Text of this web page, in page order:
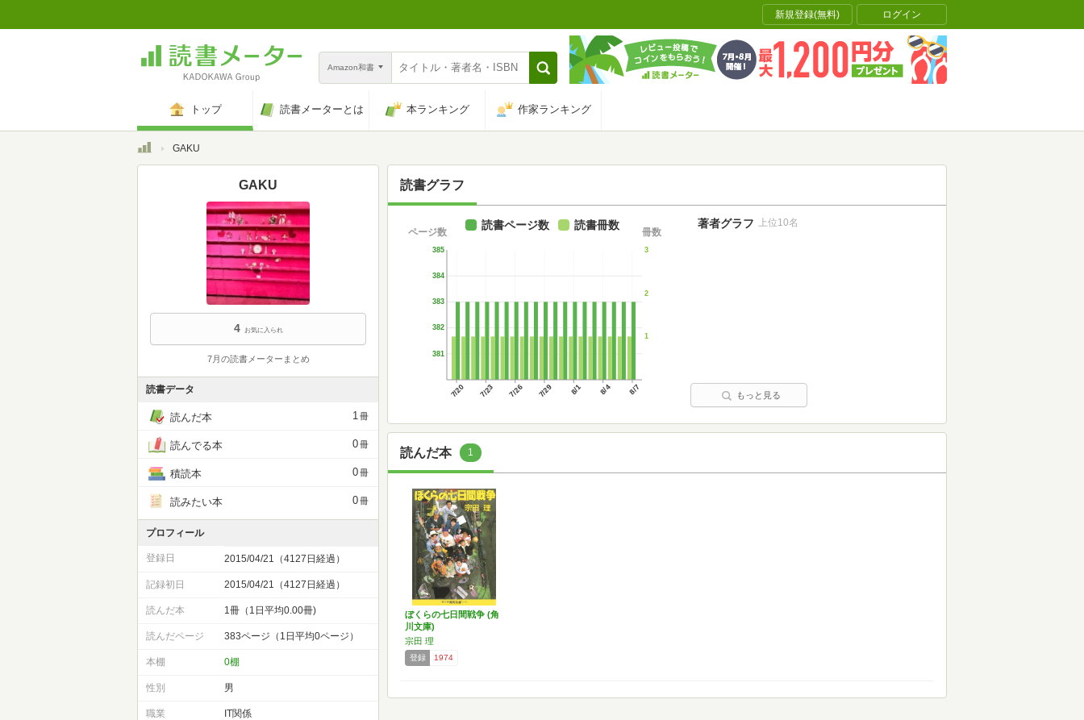
新規登録(無料) ログイン
Amazon和書
トップ 読書メーターとは 本ランキング 作家ランキング
トップGAKU
読書グラフ
7/20 7/23 7/26 7/29 8/1 8/4 8/7
381
382
383
384
385
ページ数
1
2
3
冊数
読書ページ数 読書冊数 著者グラフ 上位10名
もっと見る
読んだ本 1
ぼくらの七日間戦争 (角
川文庫)
宗田 理
登録 1974
GAKU
4 お気に入られ
7月の読書メーターまとめ
読書データ
読んだ本 1冊
読んでる本 0冊
積読本 0冊
読みたい本 0冊
プロフィール
登録日 2015/04/21（4127日経過）
記録初日 2015/04/21（4127日経過）
読んだ本 1冊（1日平均0.00冊)
読んだページ 383ページ（1日平均0ページ）
本棚 0棚
性別 男
職業 IT関係